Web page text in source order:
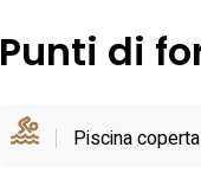
Punti di
Piscina coperta